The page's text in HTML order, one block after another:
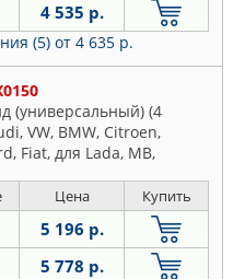
4 535 р.
(5) от 4 635 р.
(универсальный) (4
VW, BMW, Citroen,
Fiat, для Lada, MB,
Цена Купить
5 196 р.
5 778 р.